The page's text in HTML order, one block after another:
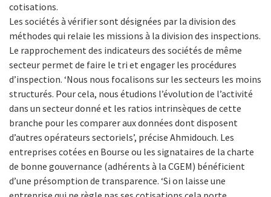
cotisations.
Les sociétés à vérifier sont désignées par la division des
méthodes qui relaie les missions à la division des inspections.
Le rapprochement des indicateurs des sociétés de même
secteur permet de faire le tri et engager les procédures
d’inspection. ‘Nous nous focalisons sur les secteurs les moins
structurés. Pour cela, nous étudions l’évolution de l’activité
dans un secteur donné et les ratios intrinsèques de cette
branche pour les comparer aux données dont disposent
d’autres opérateurs sectoriels’, précise Ahmidouch. Les
entreprises cotées en Bourse ou les signataires de la charte
de bonne gouvernance (adhérents à la CGEM) bénéficient
d’une présomption de transparence. ‘Si on laisse une